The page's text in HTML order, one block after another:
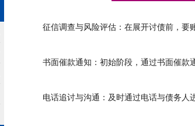
征信调查与风险评估：在展开讨债前，要账
书面催款通知：初始阶段，通过书面催款通
电话追讨与沟通：及时通过电话与债务人进